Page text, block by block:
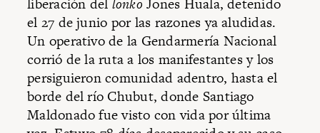
liberación del lonko Jones Huala, detenido
el 27 de junio por las razones ya aludidas.
Un operativo de la Gendarmería Nacional
corrió de la ruta a los manifestantes y los
persiguieron comunidad adentro, hasta el
borde del río Chubut, donde Santiago
Maldonado fue visto con vida por última